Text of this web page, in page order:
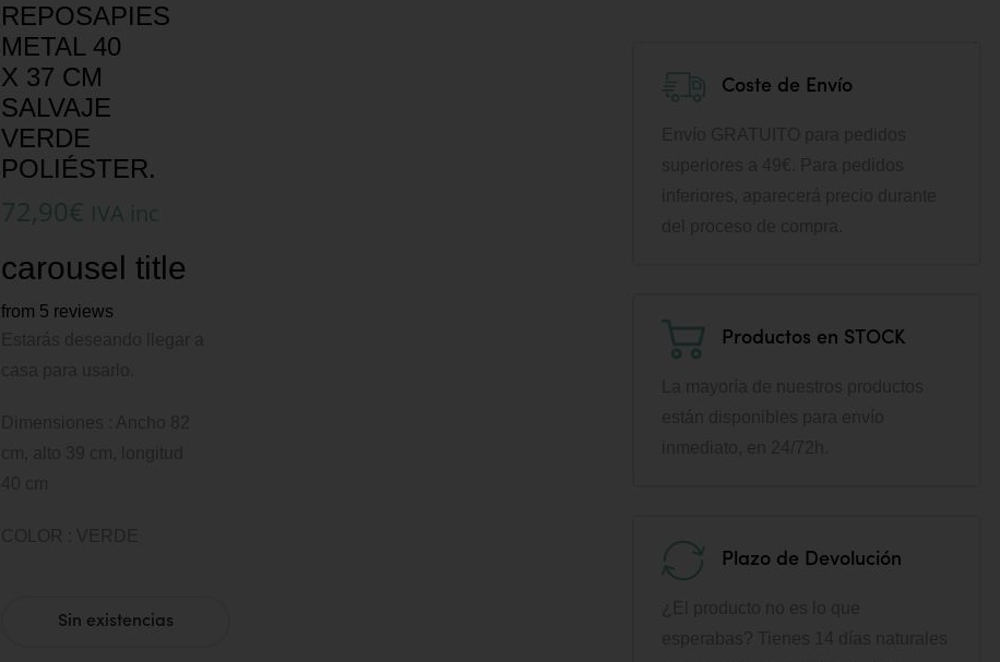
REPOSAPIES
METAL 40
X 37 CM
SALVAJE
VERDE
POLIÉSTER.
72,90€ IVA inc
carousel title
from 5 reviews
Sin existencias
Coste de Envío
Productos en STOCK
Plazo de Devolución